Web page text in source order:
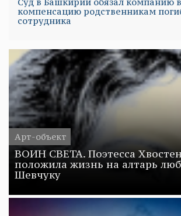
Суд в Башкирии обязал компанию
компенсацию родственникам
сотрудника
Арт-объект
ВОИН СВЕТА. Поэтесса
положила жизнь на алтарь
Шевчуку